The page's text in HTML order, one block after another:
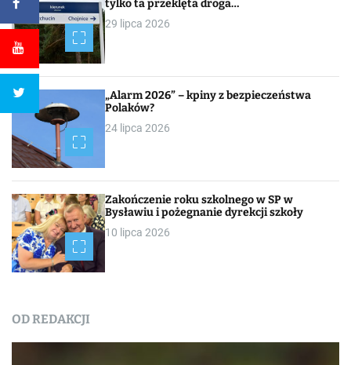
tylko ta przeklęta droga…
29 lipca 2026
„Alarm 2026” – kpiny z bezpieczeństwa
Polaków?
24 lipca 2026
Zakończenie roku szkolnego w SP w
Bysławiu i pożegnanie dyrekcji szkoły
10 lipca 2026
OD REDAKCJI